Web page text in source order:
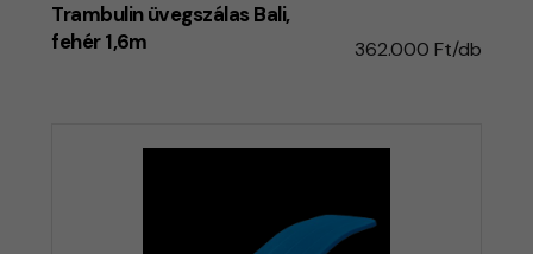
Trambulin üvegszálas Bali,
fehér 1,6m
362.000 Ft/db